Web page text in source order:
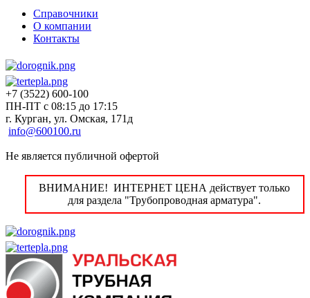
Справочники
О компании
Контакты
+7 (3522) 600-100
ПН-ПТ с 08:15 до 17:15
г. Курган, ул. Омская, 171д
info@600100.ru
Не является публичной офертой
ВНИМАНИЕ! ИНТЕРНЕТ ЦЕНА действует только
для раздела "Трубопроводная арматура".